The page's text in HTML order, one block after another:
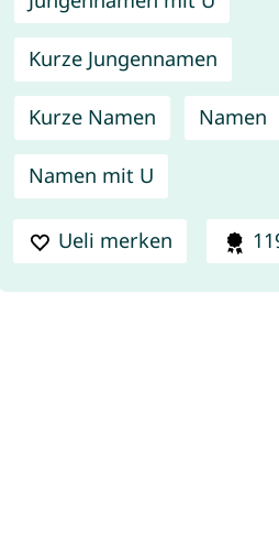
Kurze Jungennamen
Kurze Namen Namen
Namen mit U
Ueli merken